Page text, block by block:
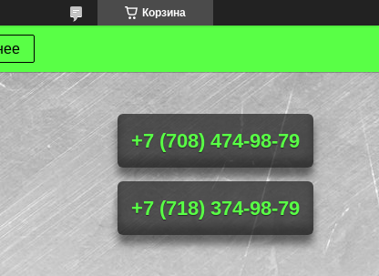
Корзина
+7 (708) 474-98-79
+7 (718) 374-98-79